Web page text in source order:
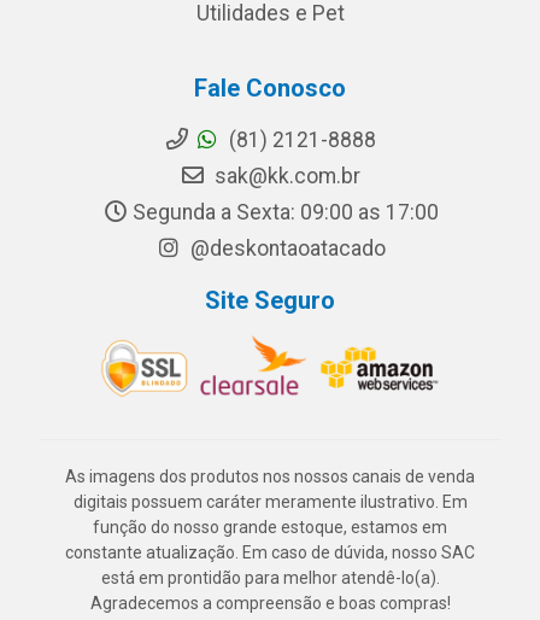
Utilidades e Pet
Fale Conosco
(81) 2121-8888
sak@kk.com.br
Segunda a Sexta: 09:00 as 17:00
@deskontaoatacado
Site Seguro
As imagens dos produtos nos nossos canais de venda
digitais possuem caráter meramente ilustrativo. Em
função do nosso grande estoque, estamos em
constante atualização. Em caso de dúvida, nosso SAC
está em prontidão para melhor atendê-lo(a).
Agradecemos a compreensão e boas compras!